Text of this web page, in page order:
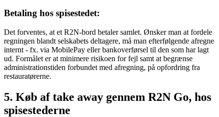
Betaling hos spisestedet:
Det forventes, at et R2N-bord betaler samlet. Ønsker man at fordele
regningen blandt selskabets deltagere, må man efterfølgende afregne
internt - fx. via MobilePay eller bankoverførsel til den som har lagt
ud. Formålet er at minimere risikoen for fejl samt at begrænse
administrationstiden forbundet med afregning, på opfordring fra
restauratørerne.
5. Køb af take away gennem R2N Go, hos
spisestederne